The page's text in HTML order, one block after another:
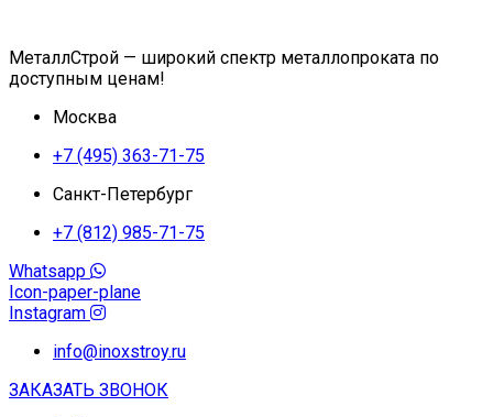
МеталлСтрой — широкий спектр металлопроката по
доступным ценам!
Москва
+7 (495) 363-71-75
Санкт-Петербург
+7 (812) 985-71-75
Whatsapp
Icon-paper-plane
Instagram
info@inoxstroy.ru
ЗАКАЗАТЬ ЗВОНОК